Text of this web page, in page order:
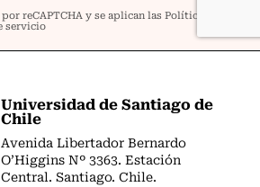
Universidad de Santiago de
Chile
Avenida Libertador Bernardo
O’Higgins Nº 3363. Estación
Central. Santiago. Chile.